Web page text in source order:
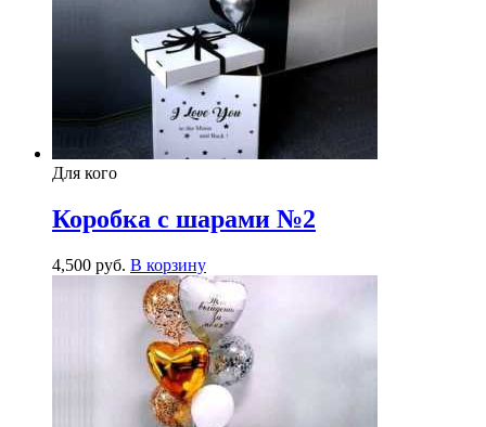
Для кого
Коробка с шарами №2
4,500 руб. В корзину